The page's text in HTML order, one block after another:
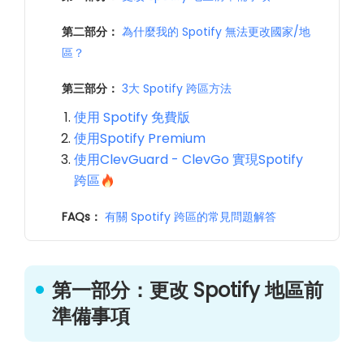
第二部分： 為什麼我的 Spotify 無法更改國家/地
區？
第三部分： 3大 Spotify 跨區方法
使用 Spotify 免費版
使用Spotify Premium
使用ClevGuard - ClevGo 實現Spotify
跨區
FAQs： 有關 Spotify 跨區的常見問題解答
第一部分：更改 Spotify 地區前
準備事項